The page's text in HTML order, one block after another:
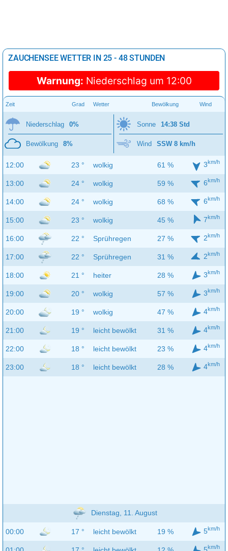
ZAUCHENSEE WETTER IN 25 - 48 STUNDEN
Warnung: Niederschlag um 12:00
Zeit Grad Wetter Bewölkung Wind
Niederschlag 0%
Bewölkung 8%
Sonne 14:38 Std
Wind SSW 8 km/h
12:00 23 ° wolkig 61 % 3km/h
13:00 24 ° wolkig 59 % 6km/h
14:00 24 ° wolkig 68 % 6km/h
15:00 23 ° wolkig 45 % 7km/h
16:00 22 ° Sprühregen 27 % 2km/h
17:00 22 ° Sprühregen 31 % 2km/h
18:00 21 ° heiter 28 % 3km/h
19:00 20 ° wolkig 57 % 3km/h
20:00 19 ° wolkig 47 % 4km/h
21:00 19 ° leicht bewölkt 31 % 4km/h
22:00 18 ° leicht bewölkt 23 % 4km/h
23:00 18 ° leicht bewölkt 28 % 4km/h
Dienstag, 11. August
00:00 17 ° leicht bewölkt 19 % 5km/h
5km/h